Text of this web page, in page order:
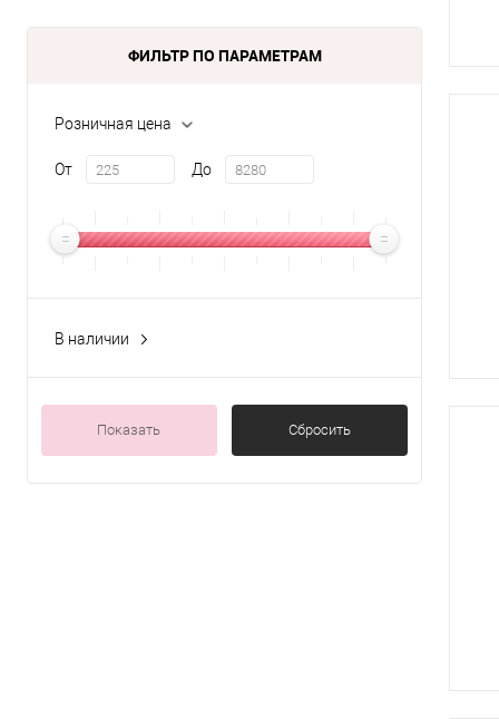
ФИЛЬТР ПО ПАРАМЕТРАМ
Розничная цена
От До
В наличии
Показать Сбросить